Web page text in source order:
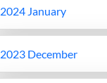
2024 January
2023 December